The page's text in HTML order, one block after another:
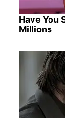
Have You
Millions